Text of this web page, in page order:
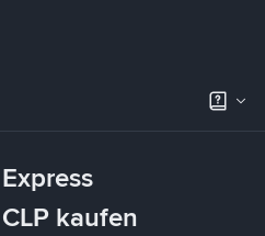
kaufen